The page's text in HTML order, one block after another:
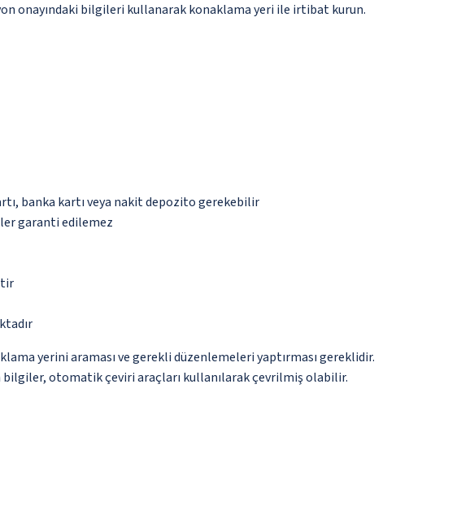
onayındaki bilgileri kullanarak konaklama yeri ile irtibat kurun.
banka kartı veya nakit depozito gerekebilir
garanti edilemez
yerini araması ve gerekli düzenlemeleri yaptırması gereklidir.
otomatik çeviri araçları kullanılarak çevrilmiş olabilir.